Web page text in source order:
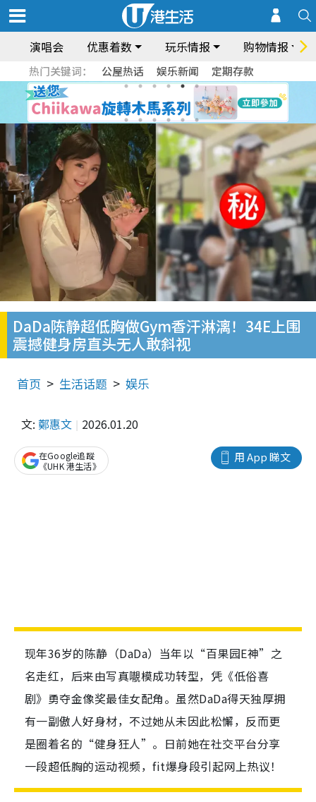
演唱会 优惠着数 玩乐情报 购物情报
热门关键词： 公屋热话 娱乐新闻 定期存款
DaDa陈静超低胸做Gym香汗淋漓！34E上围
震撼健身房直头无人敢斜视
首页 生活话题 娱乐
文: 鄭惠文 2026.01.20
用 App 睇文
在Google追蹤
《UHK 港生活》
现年36岁的陈静（DaDa）当年以“百果园E神”之
名走红，后来由写真𡃁模成功转型，凭《低俗喜
剧》勇夺金像奖最佳女配角。虽然DaDa得天独厚拥
有一副傲人好身材，不过她从未因此松懈，反而更
是圈着名的“健身狂人”。日前她在社交平台分享
一段超低胸的运动视频，fit爆身段引起网上热议！